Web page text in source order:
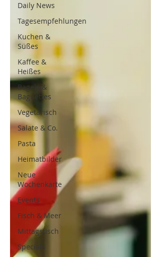
Daily News
Tagesempfehlungen
Kuchen &
Süßes
Kaffee &
Heißes
Bagels &
Baguettes
Vegetarisch
Salate & Co.
Pasta
Heimatbilder
Neue
Wochenkarte
Events
Fisch & Meer
Mittagstisch
Specials